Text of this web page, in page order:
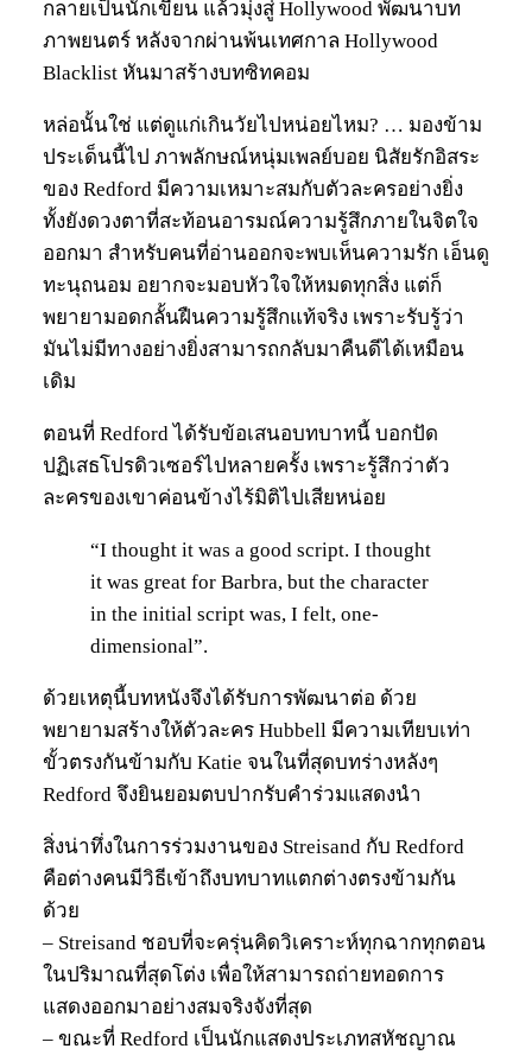
กลายเป็นนักเขียน แล้วมุ่งสู่ Hollywood พัฒนาบท
ภาพยนตร์ หลังจากผ่านพ้นเทศกาล Hollywood
Blacklist หันมาสร้างบทซิทคอม
หล่อนั้นใช่ แต่ดูแก่เกินวัยไปหน่อยไหม? … มองข้าม
ประเด็นนี้ไป ภาพลักษณ์หนุ่มเพลย์บอย นิสัยรักอิสระ
ของ Redford มีความเหมาะสมกับตัวละครอย่างยิ่ง
ทั้งยังดวงตาที่สะท้อนอารมณ์ความรู้สึกภายในจิตใจ
ออกมา สำหรับคนที่อ่านออกจะพบเห็นความรัก เอ็นดู
ทะนุถนอม อยากจะมอบหัวใจให้หมดทุกสิ่ง แต่ก็
พยายามอดกลั้นฝืนความรู้สึกแท้จริง เพราะรับรู้ว่า
มันไม่มีทางอย่างยิ่งสามารถกลับมาคืนดีได้เหมือน
เดิม
ตอนที่ Redford ได้รับข้อเสนอบทบาทนี้ บอกปัด
ปฏิเสธโปรดิวเซอร์ไปหลายครั้ง เพราะรู้สึกว่าตัว
ละครของเขาค่อนข้างไร้มิติไปเสียหน่อย
“I thought it was a good script. I thought
it was great for Barbra, but the character
in the initial script was, I felt, one-
dimensional”.
ด้วยเหตุนี้บทหนังจึงได้รับการพัฒนาต่อ ด้วย
พยายามสร้างให้ตัวละคร Hubbell มีความเทียบเท่า
ขั้วตรงกันข้ามกับ Katie จนในที่สุดบทร่างหลังๆ
Redford จึงยินยอมตบปากรับคำร่วมแสดงนำ
สิ่งน่าทึ่งในการร่วมงานของ Streisand กับ Redford
คือต่างคนมีวิธีเข้าถึงบทบาทแตกต่างตรงข้ามกัน
ด้วย
– Streisand ชอบที่จะครุ่นคิดวิเคราะห์ทุกฉากทุกตอน
ในปริมาณที่สุดโต่ง เพื่อให้สามารถถ่ายทอดการ
แสดงออกมาอย่างสมจริงจังที่สุด
– ขณะที่ Redford เป็นนักแสดงประเภทสหัชญาณ